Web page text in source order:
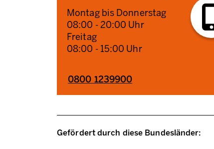
Montag bis Donnerstag
08:00 - 20:00 Uhr
Freitag
08:00 - 15:00 Uhr
0800 1239900
Gefördert durch diese Bundesländer: